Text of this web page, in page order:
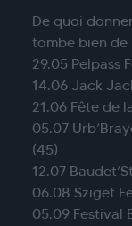
De quoi
tombe bien de
29.05 Pelpass
14.06 Jack
21.06 Fête de
05.07
(45)
12.07
06.08 Sziget
05.09 Festival